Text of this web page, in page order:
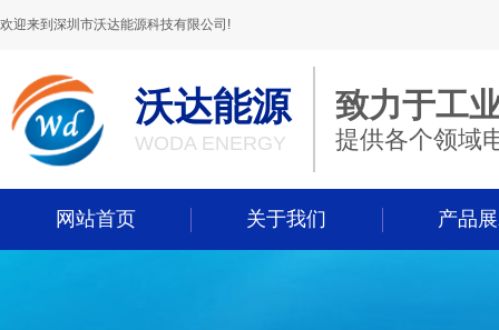
欢迎来到深圳市沃达能源科技有限公司!
沃达能源
WODA ENERGY
致力于工
提供各个领域
网站首页 关于我们 产品